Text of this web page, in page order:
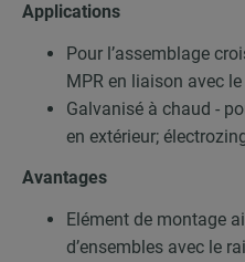
Applications
Pour l’assemblage
MPR en liaison avec
Galvanisé à chaud -
en extérieur;
Avantages
Elément de montage
d’ensembles avec le